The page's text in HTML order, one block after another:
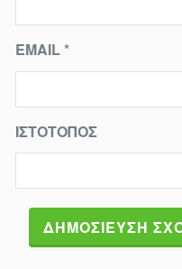
EMAIL*
ΙΣΤΌΤΟΠΟΣ